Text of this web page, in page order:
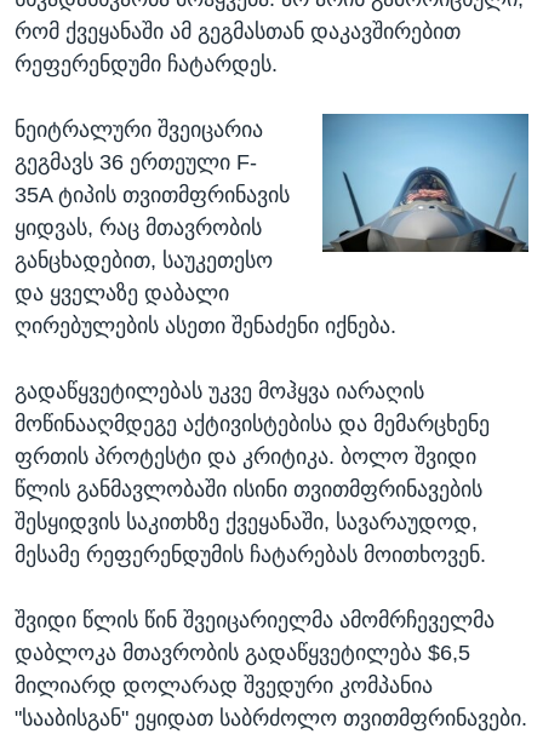
რომ ქვეყანაში ამ გეგმასთან დაკავშირებით
რეფერენდუმი ჩატარდეს.
ნეიტრალური შვეიცარია
გეგმავს 36 ერთეული F-
35A ტიპის თვითმფრინავის
ყიდვას, რაც მთავრობის
განცხადებით, საუკეთესო
და ყველაზე დაბალი
ღირებულების ასეთი შენაძენი იქნება.
გადაწყვეტილებას უკვე მოჰყვა იარაღის
მოწინააღმდეგე აქტივისტებისა და მემარცხენე
ფრთის პროტესტი და კრიტიკა. ბოლო შვიდი
წლის განმავლობაში ისინი თვითმფრინავების
შესყიდვის საკითხზე ქვეყანაში, სავარაუდოდ,
მესამე რეფერენდუმის ჩატარებას მოითხოვენ.
შვიდი წლის წინ შვეიცარიელმა ამომრჩეველმა
დაბლოკა მთავრობის გადაწყვეტილება $6,5
მილიარდ დოლარად შვედური კომპანია
"სააბისგან" ეყიდათ საბრძოლო თვითმფრინავები.